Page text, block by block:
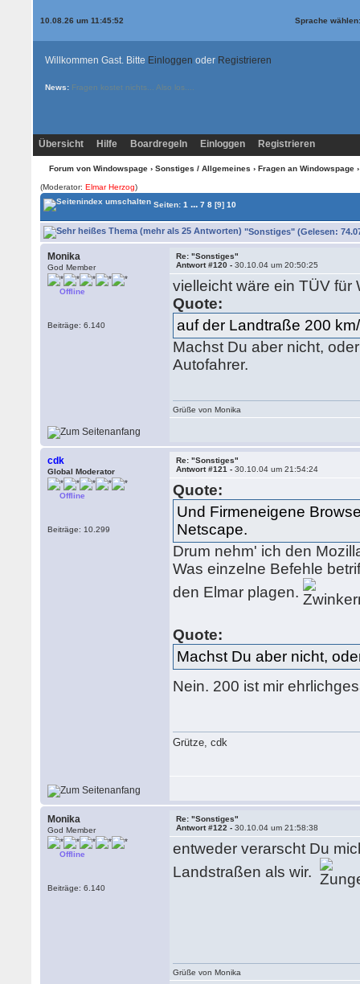
10.08.26 um 11:45:52 Sprache
Willkommen Gast. Bitte Einloggen oder Registrieren
News: Fragen kostet nichts... Also los....
Übersicht Hilfe Boardregeln Einloggen Registrieren
Forum von Windowspage› Sonstiges / Allgemeines › Fragen an Windowspage
(Moderator:Elmar Herzog)
Seiten:1 ... 7 8 [9] 10
"Sonstiges" (Gelesen:
Monika
God Member
Offline
Beiträge: 6.140
Re: "Sonstiges"
Antwort #120 -30.10.04 um 20:50:25
vielleicht wäre ein TÜV für
Quote:
auf der Landtraße 200
Machst Du aber nicht,
Autofahrer.
Grüße von Monika
cdk
Global Moderator
Offline
Beiträge: 10.299
Re: "Sonstiges"
Antwort #121 -30.10.04 um 21:54:24
Quote:
Und Firmeneigene
Netscape.
Drum nehm' ich den
Was einzelne Befehle
den Elmar plagen.
Quote:
Machst Du aber nicht,
Nein. 200 ist mir
Grütze, cdk
Monika
God Member
Offline
Beiträge: 6.140
Re: "Sonstiges"
Antwort #122 -30.10.04 um 21:58:38
entweder verarscht Du
Landstraßen als wir.
Grüße von Monika